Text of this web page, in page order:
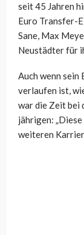
seit 45 Jahren
Euro Transfer-
Sane, Max
Neustädter für
Auch wenn sein
verlaufen ist,
war die Zeit bei
jährigen:
weiteren